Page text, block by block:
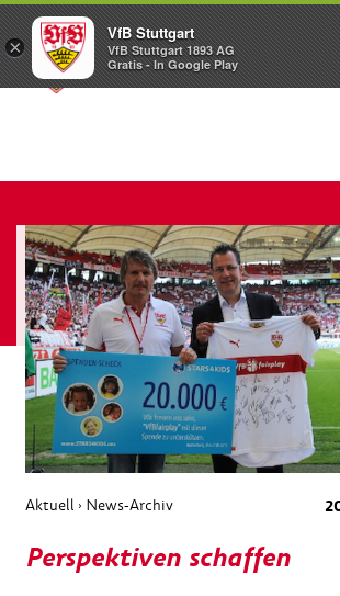
Aktuell › News-Archiv
Perspektiven schaffen
×
VfB Stuttgart
VfB Stuttgart 1893 AG
Gratis - In Google Play